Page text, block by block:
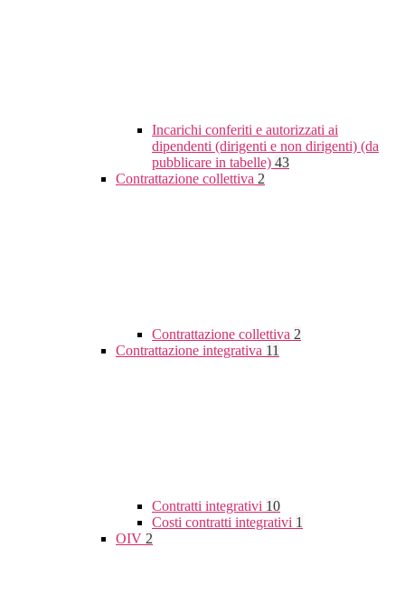
Incarichi conferiti e autorizzati ai
dipendenti (dirigenti e non dirigenti) (da
pubblicare in tabelle) 43
Contrattazione collettiva 2
Contrattazione collettiva 2
Contrattazione integrativa 11
Contratti integrativi 10
Costi contratti integrativi 1
OIV 2